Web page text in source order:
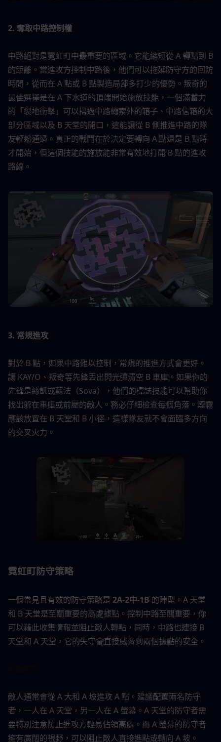
2. 奪取中路控制權
中路絕對是霓虹町中最重要的區域。它能縮短從 A 轉點到 B
的距離。當進攻方控制中路後，他們可以拖延防守方的回防
時間，從而在 A 點或 B 點製造局部多打少的優勢。叛奇的
最佳選擇是在 A 下水道的頂端開始施放技能，一個滿蓄力
的「裂地衝擊」可以掃過中路繩索外的箱子、中路信箱的大
部分區域以及 B 天堂的開口，這能讓從 B 側推進中路的隊
友輕鬆通過。真正的戰鬥在於決定要轉向 A 點還是 B 點時
才開始，但這個技能的施放能非常有效地打開 B 點的進攻
路線。
3. 常規進攻
對於 B 點，如果中路難以控制，常規的推進方式會更好。
讓 KAY/O、叛奇等先鋒丟出閃光彈清空 B 車庫。如果你的
先鋒是絲凱或蘇法（Sova），他們的標誌技能可以幫助你
找出躲在車庫或前壓的敵人。務必仔細檢查每個角落。煙霧
應該放置在 B 天堂和 B 小徑，這樣隊友就不會面臨多方向
的交叉火力。
霓虹町防守策略
一個常見且有效的防守策略是 2A-2中-1B 的陣型。A 天堂
和 B 天堂是至關重要的高處據點。控制中路至關重要，你
可以藉此收集情報並阻止敵人轉點，同時，中路也連接 B
天堂和 A 天堂，它的失守會直接威脅到兩個據點的安全。
敵人通常會從 A 大和 A 坡進攻 A 點。建議配置兩名防守
者，一人在 A 天堂，另一人在 A 螢幕。A 天堂的防守者需
要特別注意防止進攻方輕易佔領高處。而 A 螢幕的防守者
擁有廣闊的視野，可以阻止敵人直接進點或轉向 A 坡。